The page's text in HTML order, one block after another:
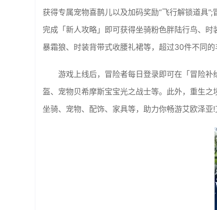
获得专属宠物喜鹊儿以及加码奖励“飞行解锁道具
完成「新人攻略」即可获得坐骑粉色胖陆行鸟、
暴霜狼、时装背带式收腰礼裙等，超过30件不同
游戏上线后，冒险者每日登录即可在「冒险
盔、宠物贝希摩斯宝宝光之战士等。此外，重生
坐骑、宠物、配饰、家具等，助力你畅游艾欧泽